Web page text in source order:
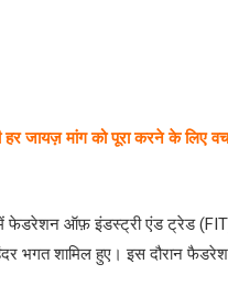
हर जायज़ मांग को पूरा करने के लिए
फेडरेशन ऑफ़ इंडस्ट्री एंड ट्रेड (FIT)
भगत शामिल हुए। इस दौरान